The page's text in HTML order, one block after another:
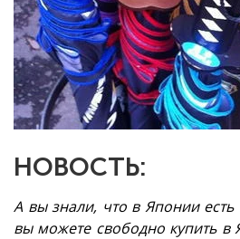
НОВОСТЬ:
А вы знали, что в Японии есть
вы можете свободно купить в